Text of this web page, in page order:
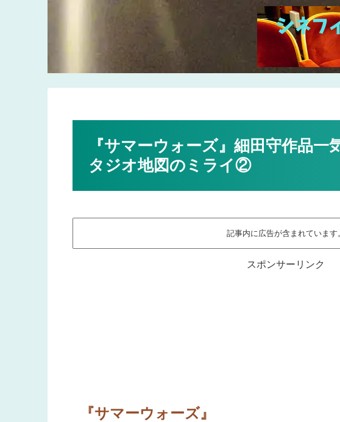
『サマーウォーズ』細田守作品一
タジオ地図のミライ②
記事内に広告が含まれています。
スポンサーリンク
『サマーウォーズ』